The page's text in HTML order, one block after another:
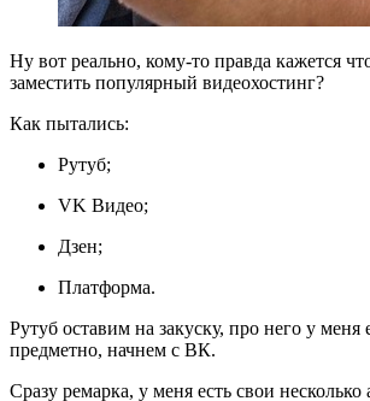
Ну вот реально, кому-то правда кажется
заместить популярный видеохостинг?
Как пытались:
Рутуб;
VK Видео;
Дзен;
Платформа.
Рутуб оставим на закуску, про него у меня
предметно, начнем с ВК.
Сразу ремарка, у меня есть свои несколько